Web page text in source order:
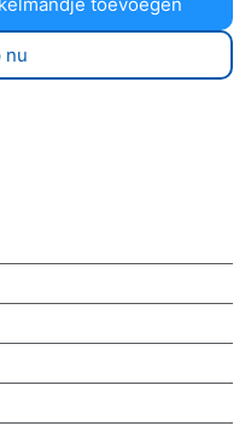
toevoegen
nu